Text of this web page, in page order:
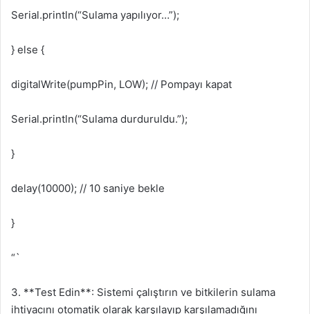
Serial.println(“Sulama yapılıyor…”);
} else {
digitalWrite(pumpPin, LOW); // Pompayı kapat
Serial.println(“Sulama durduruldu.”);
}
delay(10000); // 10 saniye bekle
}
“`
3. **Test Edin**: Sistemi çalıştırın ve bitkilerin sulama
ihtiyacını otomatik olarak karşılayıp karşılamadığını